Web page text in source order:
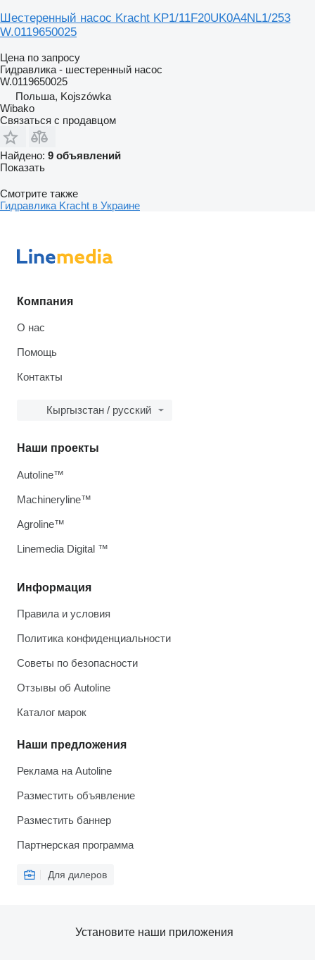
Шестеренный насос Kracht KP1/11F20UK0A4NL1/253
W.0119650025
Цена по запросу
Гидравлика - шестеренный насос
W.0119650025
Польша, Kojszówka
Wibako
Связаться с продавцом
Найдено: 9 объявлений
Показать
Смотрите также
Гидравлика Kracht в Украине
Компания
О нас
Помощь
Контакты
Кыргызстан / русский
Информация
Правила и условия
Политика конфиденциальности
Советы по безопасности
Отзывы об Autoline
Каталог марок
Наши предложения
Реклама на Autoline
Разместить объявление
Разместить баннер
Партнерская программа
Для дилеров
Наши проекты
Autoline™
Machineryline™
Agroline™
Linemedia Digital ™
Установите наши приложения